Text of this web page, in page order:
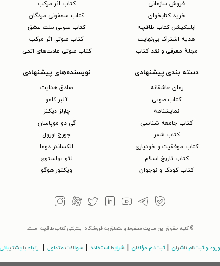
فروش سازمانی
خرید کتابخوان
اپلیکیشن کتاب طاقچه
هدیه اشتراک بی‌نهایت
مجلهٔ معرفی و نقد کتاب
کتاب اثر مرکب
کتاب سمفونی مردگان
کتاب صوتی ملت عشق
کتاب صوتی اثر مرکب
کتاب صوتی عادت‌های اتمی
دسته بندی پیشنهادی
رمان عاشقانه
کتاب‌ صوتی
نمایشنامه
کتاب جامعه شناسی
کتاب شعر
کتاب موفقیت و خودیاری
کتاب تاریخ اسلام
کتاب کودک و نوجوان
نویسنده‌های پیشنهادی
صادق هدایت
آلبر کامو
چارلز دیکنز
گی دو موپاسان
جورج اورول
الکساندر دوما
لئو تولستوی
ویکتور هوگو
© کلیه حقوق این سایت محفوظ و متعلق به فروشگاه اینترنتی کتاب طاقچه است.
ورود و ثبت‌نام ناشران ثبت‌نام مؤلفان شرایط استفاده سوالات متداول ارتباط با پشتیبانی